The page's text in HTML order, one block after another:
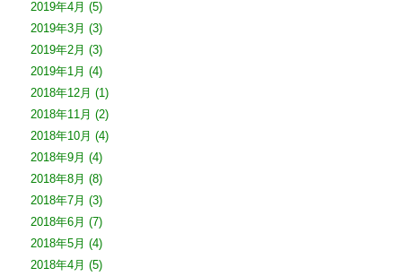
2019年4月 (5)
2019年3月 (3)
2019年2月 (3)
2019年1月 (4)
2018年12月 (1)
2018年11月 (2)
2018年10月 (4)
2018年9月 (4)
2018年8月 (8)
2018年7月 (3)
2018年6月 (7)
2018年5月 (4)
2018年4月 (5)